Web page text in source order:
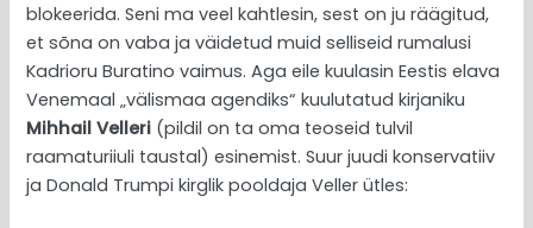
blokeerida. Seni ma veel kahtlesin, sest on ju räägitud,
et sõna on vaba ja väidetud muid selliseid rumalusi
Kadrioru Buratino vaimus. Aga eile kuulasin Eestis elava
Venemaal „välismaa agendiks“ kuulutatud kirjaniku
Mihhail Velleri (pildil on ta oma teoseid tulvil
raamaturiiuli taustal) esinemist. Suur juudi konservatiiv
ja Donald Trumpi kirglik pooldaja Veller ütles: